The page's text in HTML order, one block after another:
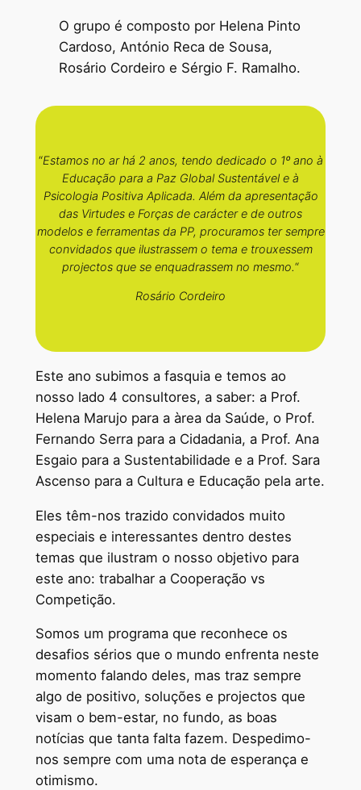
O grupo é composto por Helena Pinto
Cardoso, António Reca de Sousa,
Rosário Cordeiro e Sérgio F. Ramalho.
“Estamos no ar há 2 anos, tendo dedicado o 1º ano à
Educação para a Paz Global Sustentável e à
Psicologia Positiva Aplicada. Além da apresentação
das Virtudes e Forças de carácter e de outros
modelos e ferramentas da PP, procuramos ter sempre
convidados que ilustrassem o tema e trouxessem
projectos que se enquadrassem no mesmo.“
Rosário Cordeiro
Este ano subimos a fasquia e temos ao
nosso lado 4 consultores, a saber: a Prof.
Helena Marujo para a àrea da Saúde, o Prof.
Fernando Serra para a Cidadania, a Prof. Ana
Esgaio para a Sustentabilidade e a Prof. Sara
Ascenso para a Cultura e Educação pela arte.
Eles têm-nos trazido convidados muito
especiais e interessantes dentro destes
temas que ilustram o nosso objetivo para
este ano: trabalhar a Cooperação vs
Competição.
Somos um programa que reconhece os
desafios sérios que o mundo enfrenta neste
momento falando deles, mas traz sempre
algo de positivo, soluções e projectos que
visam o bem-estar, no fundo, as boas
notícias que tanta falta fazem. Despedimo-
nos sempre com uma nota de esperança e
otimismo.